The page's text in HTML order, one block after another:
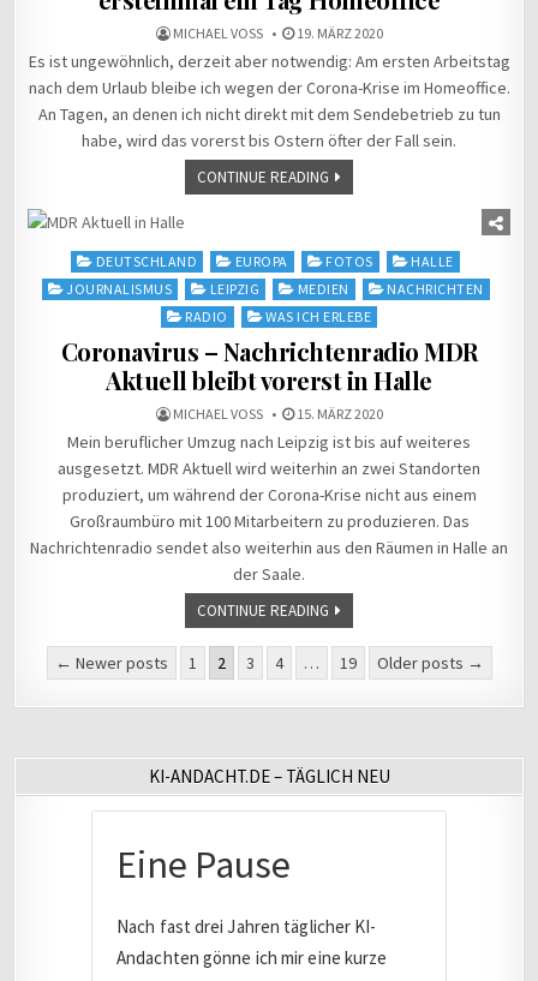
MICHAEL VOSS 19. MÄRZ 2020
Es ist ungewöhnlich, derzeit aber notwendig: Am ersten Arbeitstag
nach dem Urlaub bleibe ich wegen der Corona-Krise im Homeoffice.
An Tagen, an denen ich nicht direkt mit dem Sendebetrieb zu tun
habe, wird das vorerst bis Ostern öfter der Fall sein.
CONTINUE READING
Posted
in
DEUTSCHLAND EUROPA FOTOS
HALLE
JOURNALISMUS
LEIPZIG MEDIEN
NACHRICHTEN
RADIO
WAS ICH ERLEBE
Coronavirus – Nachrichtenradio MDR
Aktuell bleibt vorerst in Halle
MICHAEL VOSS 15. MÄRZ 2020
Mein beruflicher Umzug nach Leipzig ist bis auf weiteres
ausgesetzt. MDR Aktuell wird weiterhin an zwei Standorten
produziert, um während der Corona-Krise nicht aus einem
Großraumbüro mit 100 Mitarbeitern zu produzieren. Das
Nachrichtenradio sendet also weiterhin aus den Räumen in Halle an
der Saale.
CONTINUE READING
Seitennummerierung
der
← Newer posts 1 2 3 4 … 19 Older posts →
KI-ANDACHT.DE – TÄGLICH NEU